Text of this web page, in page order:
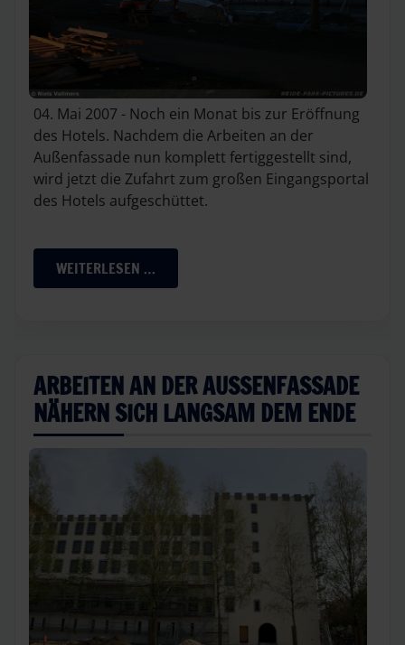
04. Mai 2007 - Noch ein Monat bis zur Eröffnung
des Hotels. Nachdem die Arbeiten an der
Außenfassade nun komplett fertiggestellt sind,
wird jetzt die Zufahrt zum großen Eingangsportal
des Hotels aufgeschüttet.
WEITERLESEN …
ARBEITEN AN DER AUSSENFASSADE N
ÄHERN SICH LANGSAM DEM ENDE